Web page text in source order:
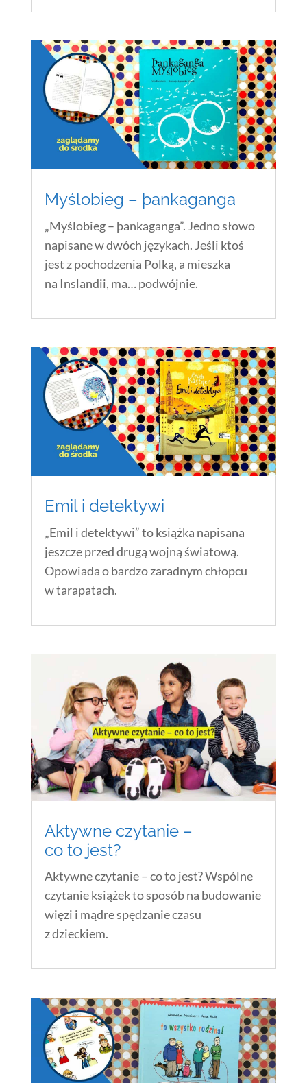
Myślobieg – þankaganga
„Myślobieg – þankaganga”. Jedno słowo
napisane w dwóch językach. Jeśli ktoś
jest z pochodzenia Polką, a mieszka
na Inslandii, ma… podwójnie.
Emil i detektywi
„Emil i detektywi” to książka napisana
jeszcze przed drugą wojną światową.
Opowiada o bardzo zaradnym chłopcu
w tarapatach.
Aktywne czytanie –
co to jest?
Aktywne czytanie – co to jest? Wspólne
czytanie książek to sposób na budowanie
więzi i mądre spędzanie czasu
z dzieckiem.